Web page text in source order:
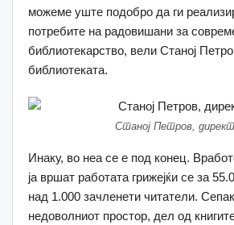
можеме уште подобро да ги
потребите на радовишани за
библиотекарство, вели Станој
библиотеката.
Станој Петров,
Инаку, во неа се е под конец.
ја вршат работата грижејќи се за
над 1.000 зачленети читатели.
недоволниот простор, дел од